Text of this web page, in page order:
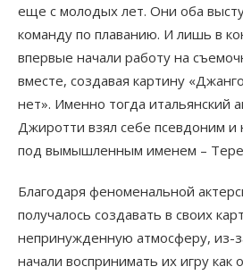
еще с молодых лет. Они оба
команду по плаванию. И лишь в
впервые начали работу на
вместе, создавая картину
нет». Именно тогда итальянский
Джиротти взял себе псевдоним и
под вымышленным именем –
Благодаря феноменальной
получалось создавать в своих
непринужденную атмосферу, из-
начали воспринимать их игру как